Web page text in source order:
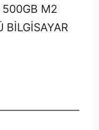
M2
BİLGİSAYAR